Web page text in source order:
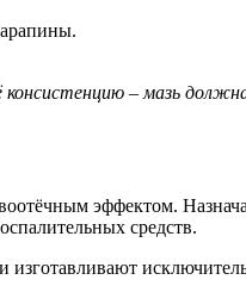
– мазь
эффектом.
средств.